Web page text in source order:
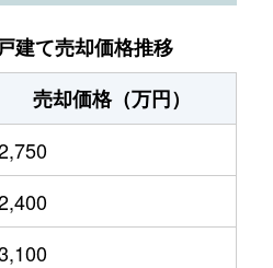
建て売却価格推移
売却価格（万円）